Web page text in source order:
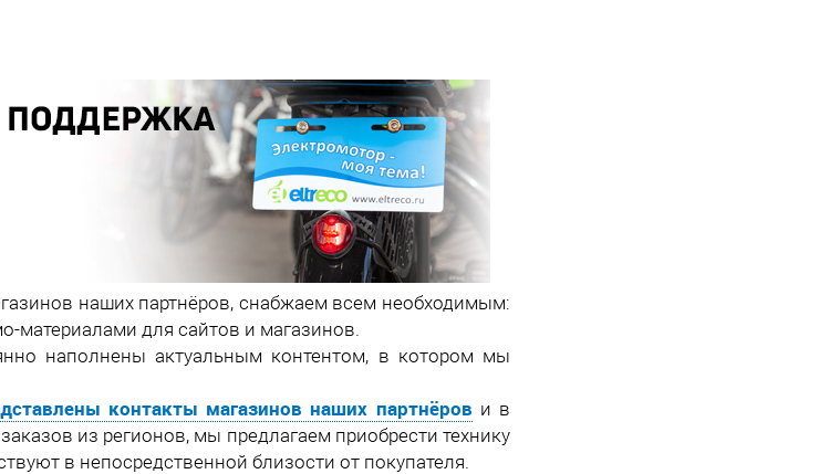
наших партнёров, снабжаем всем необходимым:
материалами для сайтов и магазинов.
наполнены актуальным контентом, в котором мы
контакты магазинов наших партнёров и в
из регионов, мы предлагаем приобрести технику
в непосредственной близости от покупателя.